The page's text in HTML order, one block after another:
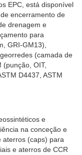
EPC, está disponível
encerramento de
drenagem e
para
GRI-GM13),
(camada de
(punção, OIT,
D4437, ASTM
e
na conceção e
aterros (caps) para
e aterros de CCR